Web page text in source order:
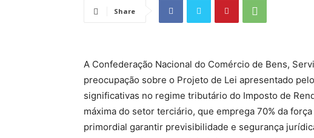
Share
A Confederação Nacional do Comércio de Bens,
preocupação sobre o Projeto de Lei apresentado
significativas no regime tributário do Imposto de
máxima do setor terciário, que emprega 70% da
primordial garantir previsibilidade e segurança